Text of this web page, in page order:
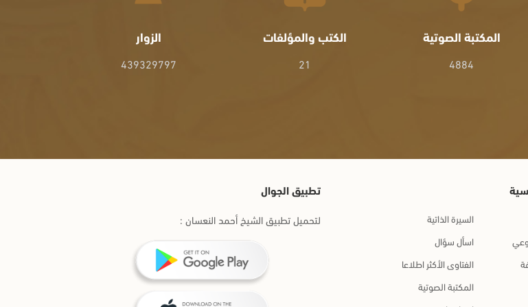
المكتبة الصوتية
4884
الكتب والمؤلفات
21
الزوار
439329797
السيرة الذاتية
اسأل سؤال
الفتاوى الأكثر اطلاعا
المكتبة الصوتية
تطبيق الجوال
لتحميل تطبيق الشيخ أحمد النعسان :